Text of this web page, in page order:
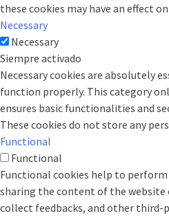
these cookies may have an effect
Necessary
Necessary
Siempre activado
Necessary cookies are absolutely
function properly. This category
ensures basic functionalities and
These cookies do not store any
Functional
Functional
Functional cookies help to
sharing the content of the website
collect feedbacks, and other third-